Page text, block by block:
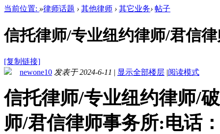
当前位置: »律师话题 › 其他律师 › 其它业务› 帖子
信托律师/专业纽约律师/君信
[复制链接]
newone10 发表于 2024-6-11 | 显示全部楼层 |阅读模式
信托律师/专业纽约律师/
师/君信律师事务所:电话